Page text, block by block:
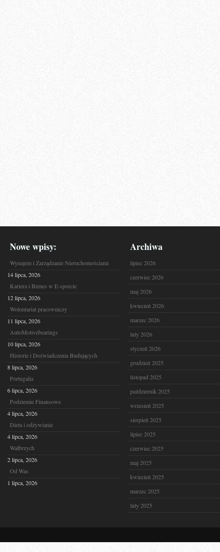
Nowe wpisy:
Wynajem i Zarządzanie Nieruchomościami
14 lipca, 2026
Kariera i Biznes w E-sporcie
12 lipca, 2026
Wolontariat pracowniczy
11 lipca, 2026
AutoMotivebearings
10 lipca, 2026
Historie i Doświadczenia Budujących
8 lipca, 2026
Portugalia
6 lipca, 2026
Podziemie Finansowe
4 lipca, 2026
Dieta i odżywianie
4 lipca, 2026
Wałbrzych
2 lipca, 2026
Od Was
1 lipca, 2026
Archiwa
lipiec 2026
czerwiec 2026
maj 2026
kwiecień 2026
marzec 2026
luty 2026
styczeń 2026
grudzień 2025
listopad 2025
październik 2025
wrzesień 2025
sierpień 2025
lipiec 2025
czerwiec 2025
maj 2025
kwiecień 2025
marzec 2025
luty 2025